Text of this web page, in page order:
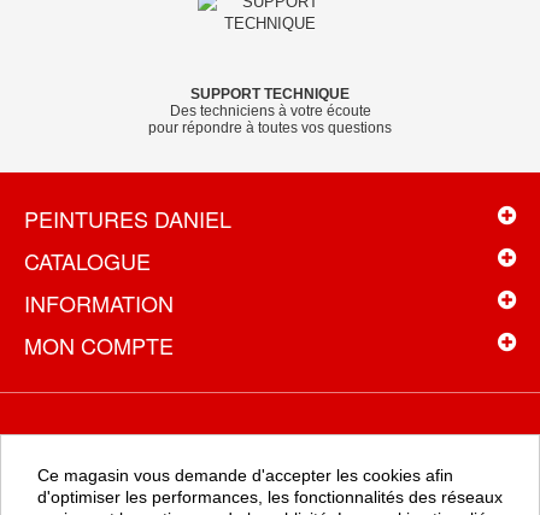
SUPPORT TECHNIQUE
Des techniciens à votre écoute
pour répondre à toutes vos questions
PEINTURES DANIEL
CATALOGUE
INFORMATION
MON COMPTE
Recevez toutes les promotions en exclusivité en vous inscrivant à
la newsletter
Ce magasin vous demande d'accepter les cookies afin
d'optimiser les performances, les fonctionnalités des réseaux